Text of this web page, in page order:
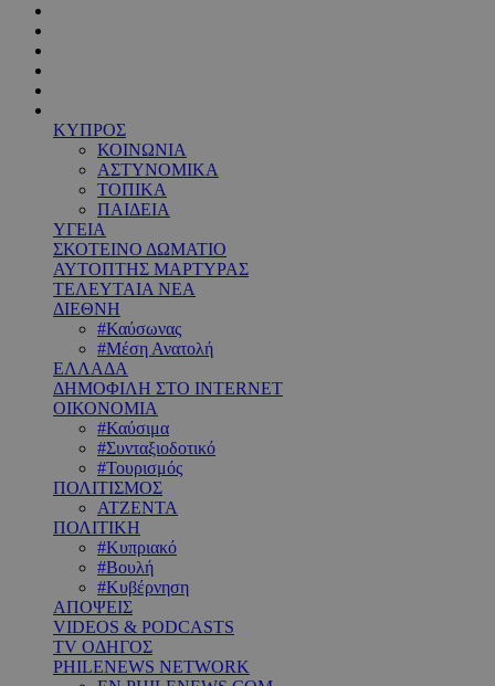
ΚΥΠΡΟΣ
ΚΟΙΝΩΝΙΑ
ΑΣΤΥΝΟΜΙΚΑ
ΤΟΠΙΚΑ
ΠΑΙΔΕΙΑ
ΥΓΕΙΑ
ΣΚΟΤΕΙΝΟ ΔΩΜΑΤΙΟ
ΑΥΤΟΠΤΗΣ ΜΑΡΤΥΡΑΣ
ΤΕΛΕΥΤΑΙΑ ΝΕΑ
ΔΙΕΘΝΗ
#Καύσωνας
#Μέση Ανατολή
ΕΛΛΑΔΑ
ΔΗΜΟΦΙΛΗ ΣΤΟ INTERNET
ΟΙΚΟΝΟΜΙΑ
#Καύσιμα
#Συνταξιοδοτικό
#Τουρισμός
ΠΟΛΙΤΙΣΜΟΣ
ΑΤΖΕΝΤΑ
ΠΟΛΙΤΙΚΗ
#Κυπριακό
#Βουλή
#Κυβέρνηση
ΑΠΟΨΕΙΣ
VIDEOS & PODCASTS
TV ΟΔΗΓΟΣ
PHILENEWS NETWORK